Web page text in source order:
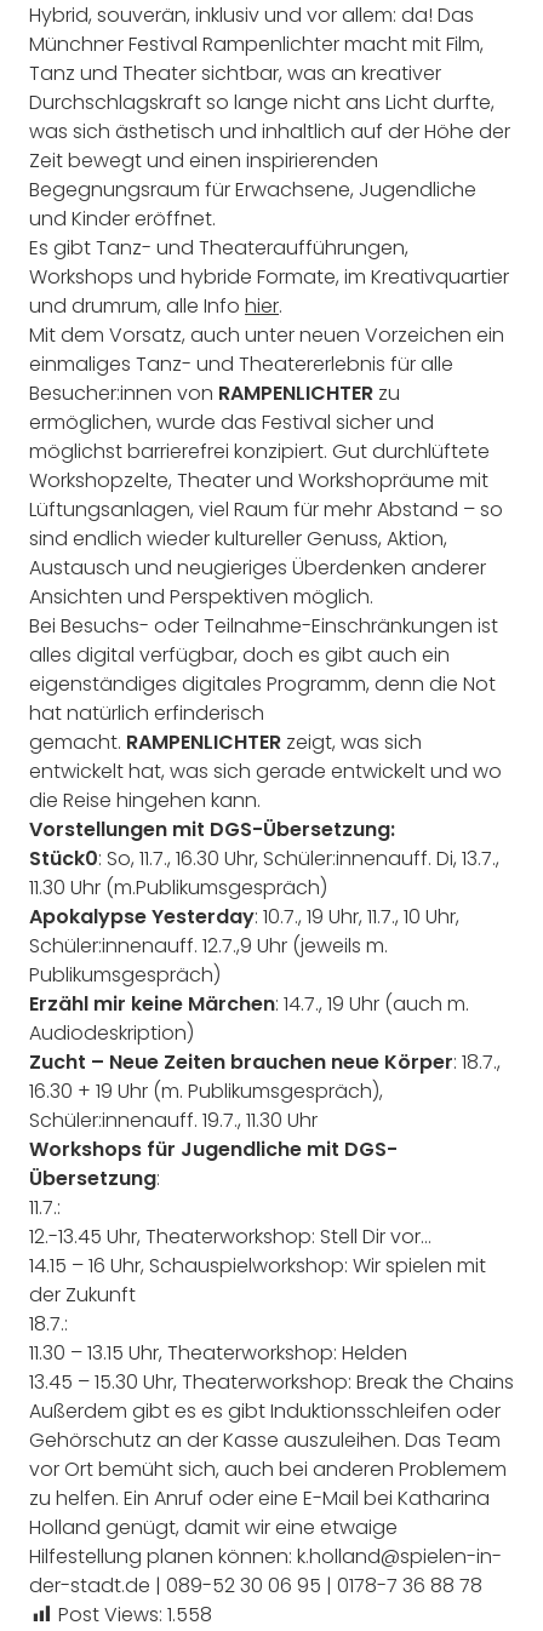
Hybrid, souverän, inklusiv und vor allem: da! Das
Münchner Festival Rampenlichter macht mit Film,
Tanz und Theater sichtbar, was an kreativer
Durchschlagskraft so lange nicht ans Licht durfte,
was sich ästhetisch und inhaltlich auf der Höhe der
Zeit bewegt und einen inspirierenden
Begegnungsraum für Erwachsene, Jugendliche
und Kinder eröffnet.
Es gibt Tanz- und Theateraufführungen,
Workshops und hybride Formate, im Kreativquartier
und drumrum, alle Info hier.
Mit dem Vorsatz, auch unter neuen Vorzeichen ein
einmaliges Tanz- und Theatererlebnis für alle
Besucher:innen von RAMPENLICHTER zu
ermöglichen, wurde das Festival sicher und
möglichst barrierefrei konzipiert. Gut durchlüftete
Workshopzelte, Theater und Workshopräume mit
Lüftungsanlagen, viel Raum für mehr Abstand – so
sind endlich wieder kultureller Genuss, Aktion,
Austausch und neugieriges Überdenken anderer
Ansichten und Perspektiven möglich.
Bei Besuchs- oder Teilnahme-Einschränkungen ist
alles digital verfügbar, doch es gibt auch ein
eigenständiges digitales Programm, denn die Not
hat natürlich erfinderisch
gemacht. RAMPENLICHTER zeigt, was sich
entwickelt hat, was sich gerade entwickelt und wo
die Reise hingehen kann.
Vorstellungen mit DGS-Übersetzung:
Stück0: So, 11.7., 16.30 Uhr, Schüler:innenauff. Di, 13.7.,
11.30 Uhr (m.Publikumsgespräch)
Apokalypse Yesterday: 10.7., 19 Uhr, 11.7., 10 Uhr,
Schüler:innenauff. 12.7.,9 Uhr (jeweils m.
Publikumsgespräch)
Erzähl mir keine Märchen: 14.7., 19 Uhr (auch m.
Audiodeskription)
Zucht – Neue Zeiten brauchen neue Körper: 18.7.,
16.30 + 19 Uhr (m. Publikumsgespräch),
Schüler:innenauff. 19.7., 11.30 Uhr
Workshops für Jugendliche mit DGS-
Übersetzung:
11.7.:
12.-13.45 Uhr, Theaterworkshop: Stell Dir vor…
14.15 – 16 Uhr, Schauspielworkshop: Wir spielen mit
der Zukunft
18.7.:
11.30 – 13.15 Uhr, Theaterworkshop: Helden
13.45 – 15.30 Uhr, Theaterworkshop: Break the Chains
Außerdem gibt es es gibt Induktionsschleifen oder
Gehörschutz an der Kasse auszuleihen. Das Team
vor Ort bemüht sich, auch bei anderen Problemem
zu helfen. Ein Anruf oder eine E-Mail bei Katharina
Holland genügt, damit wir eine etwaige
Hilfestellung planen können: k.holland@spielen-in-
der-stadt.de | 089-52 30 06 95 | 0178-7 36 88 78
Post Views: 1.558